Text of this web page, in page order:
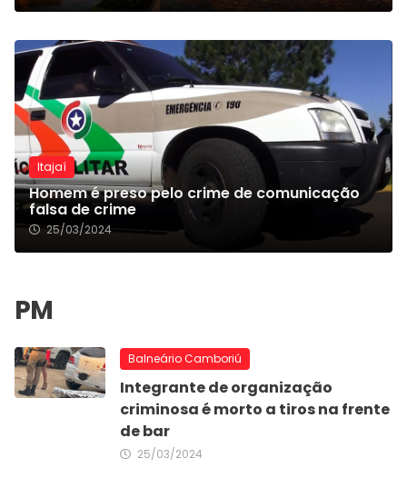
Itajaí
Homem é preso pelo crime de comunicação
falsa de crime
25/03/2024
Balneário Camboriú
Integrante de organização
criminosa é morto a tiros na frente
de bar
25/03/2024